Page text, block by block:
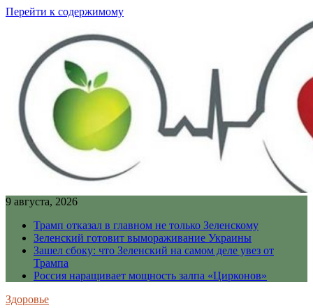
Перейти к содержимому
9 августа, 2026
Трамп отказал в главном не только Зеленскому
Зеленский готовит вымораживание Украины
Зашел сбоку: что Зеленский на самом деле увез от
Трампа
Россия наращивает мощность залпа «Цирконов»
Здоровье